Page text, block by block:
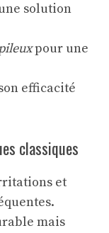
solution
pour une
efficacité
classiques
et
mais